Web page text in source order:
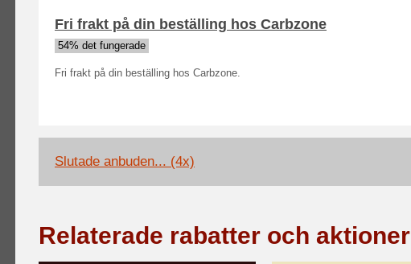
Fri frakt på din beställing hos Carbzone
54% det fungerade
Fri frakt på din beställing hos Carbzone.
Slutade anbuden... (4x)
Relaterade rabatter och aktioner